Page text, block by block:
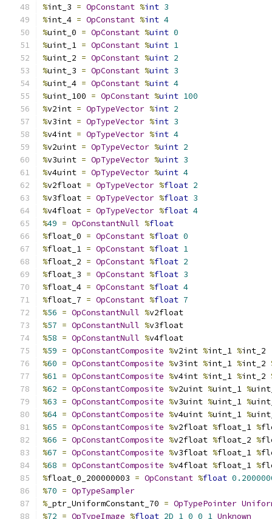
%int_3 = OpConstant %int 3
%int_4 = OpConstant %int 4
%uint_0 = OpConstant %uint 0
%uint_1 = OpConstant %uint 1
%uint_2 = OpConstant %uint 2
%uint_3 = OpConstant %uint 3
%uint_4 = OpConstant %uint 4
%uint_100 = OpConstant %uint 100
%v2int = OpTypeVector %int 2
%v3int = OpTypeVector %int 3
%v4int = OpTypeVector %int 4
%v2uint = OpTypeVector %uint 2
%v3uint = OpTypeVector %uint 3
%v4uint = OpTypeVector %uint 4
%v2float = OpTypeVector %float 2
%v3float = OpTypeVector %float 3
%v4float = OpTypeVector %float 4
%49 = OpConstantNull %float
%float_0 = OpConstant %float 0
%float_1 = OpConstant %float 1
%float_2 = OpConstant %float 2
%float_3 = OpConstant %float 3
%float_4 = OpConstant %float 4
%float_7 = OpConstant %float 7
%56 = OpConstantNull %v2float
%57 = OpConstantNull %v3float
%58 = OpConstantNull %v4float
%59 = OpConstantComposite %v2int %int_1 %int_2
%60 = OpConstantComposite %v3int %int_1 %int_2
%61 = OpConstantComposite %v4int %int_1 %int_2
%62 = OpConstantComposite %v2uint %uint_1 %
%63 = OpConstantComposite %v3uint %uint_1 %
%64 = OpConstantComposite %v4uint %uint_1 %
%65 = OpConstantComposite %v2float %float_1 %
%66 = OpConstantComposite %v2float %float_2 %
%67 = OpConstantComposite %v3float %float_1 %
%68 = OpConstantComposite %v4float %float_1 %
%float_0_200000003 = OpConstant %float
%70 = OpTypeSampler
% _ptr_UniformConstant_70 = OpTypePointer
%72 = OpTypeImage %float 2D 1 0 0 1 Unknown